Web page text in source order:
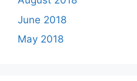
June 2018
May 2018